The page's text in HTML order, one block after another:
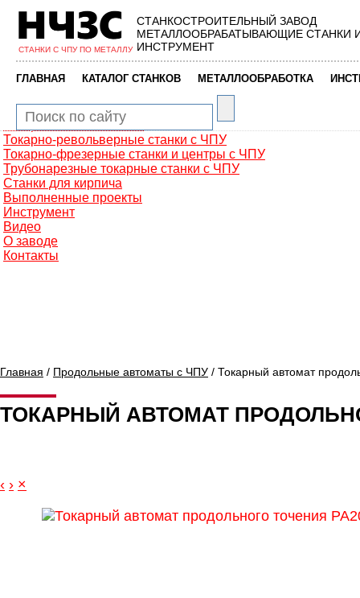
Главная
Металлообработка
Фрезерные обрабатывающие центры
Сверлильно-фрезерные станки
Промышленные роботы манипуляторы
Токарные автоматы с ЧПУ
Токарные станки с ЧПУ
Токарно-револьверные станки с ЧПУ
Токарно-фрезерные станки и центры с ЧПУ
Трубонарезные токарные станки с ЧПУ
Станки для кирпича
Выполненные проекты
Инструмент
Видео
О заводе
Контакты
СТАНКИ С ЧПУ ПО МЕТАЛЛУ
СТАНКОСТРОИТЕЛЬНЫЙ ЗАВОД
МЕТАЛЛООБРАБАТЫВАЮЩИЕ СТАНКИ
ИНСТРУМЕНТ
ГЛАВНАЯ КАТАЛОГ СТАНКОВ МЕТАЛЛООБРАБОТКА
Главная / Продольные автоматы с ЧПУ / Токарный автомат
ТОКАРНЫЙ АВТОМАТ
‹ › ×